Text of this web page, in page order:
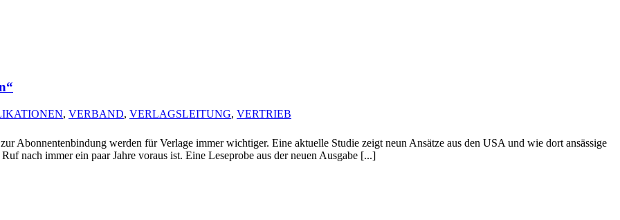
, VERBAND, VERLAGSLEITUNG, VERTRIEB
Abonnentenbindung werden für Verlage immer wichtiger. Eine aktuelle Studie zeigt neun Ansätze aus den USA und wie dort ansässige
nach immer ein paar Jahre voraus ist. Eine Leseprobe aus der neuen Ausgabe [...]